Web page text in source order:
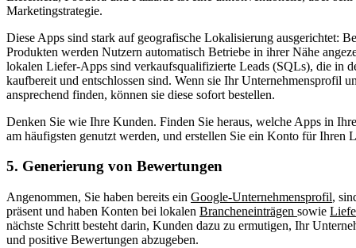
Marketingstrategie.
Diese Apps sind stark auf geografische Lokalisierung ausgerichtet:
Produkten werden Nutzern automatisch Betriebe in ihrer Nähe
lokalen Liefer-Apps sind verkaufsqualifizierte Leads (SQLs), die in
kaufbereit und entschlossen sind. Wenn sie Ihr Unternehmensprofil
ansprechend finden, können sie diese sofort bestellen.
Denken Sie wie Ihre Kunden. Finden Sie heraus, welche Apps in
am häufigsten genutzt werden, und erstellen Sie ein Konto für Ihren
5. Generierung von Bewertungen
Angenommen, Sie haben bereits ein Google-Unternehmensprofil,
präsent und haben Konten bei lokalen Brancheneinträgen sowie
nächste Schritt besteht darin, Kunden dazu zu ermutigen, Ihr
und positive Bewertungen abzugeben.